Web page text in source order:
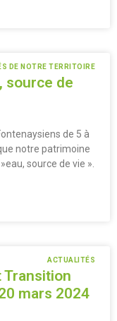
DE NOTRE TERRITOIRE
source de
de 5 à
notre patrimoine
source de vie ».
ACTUALITÉS
Transition
mars 2024